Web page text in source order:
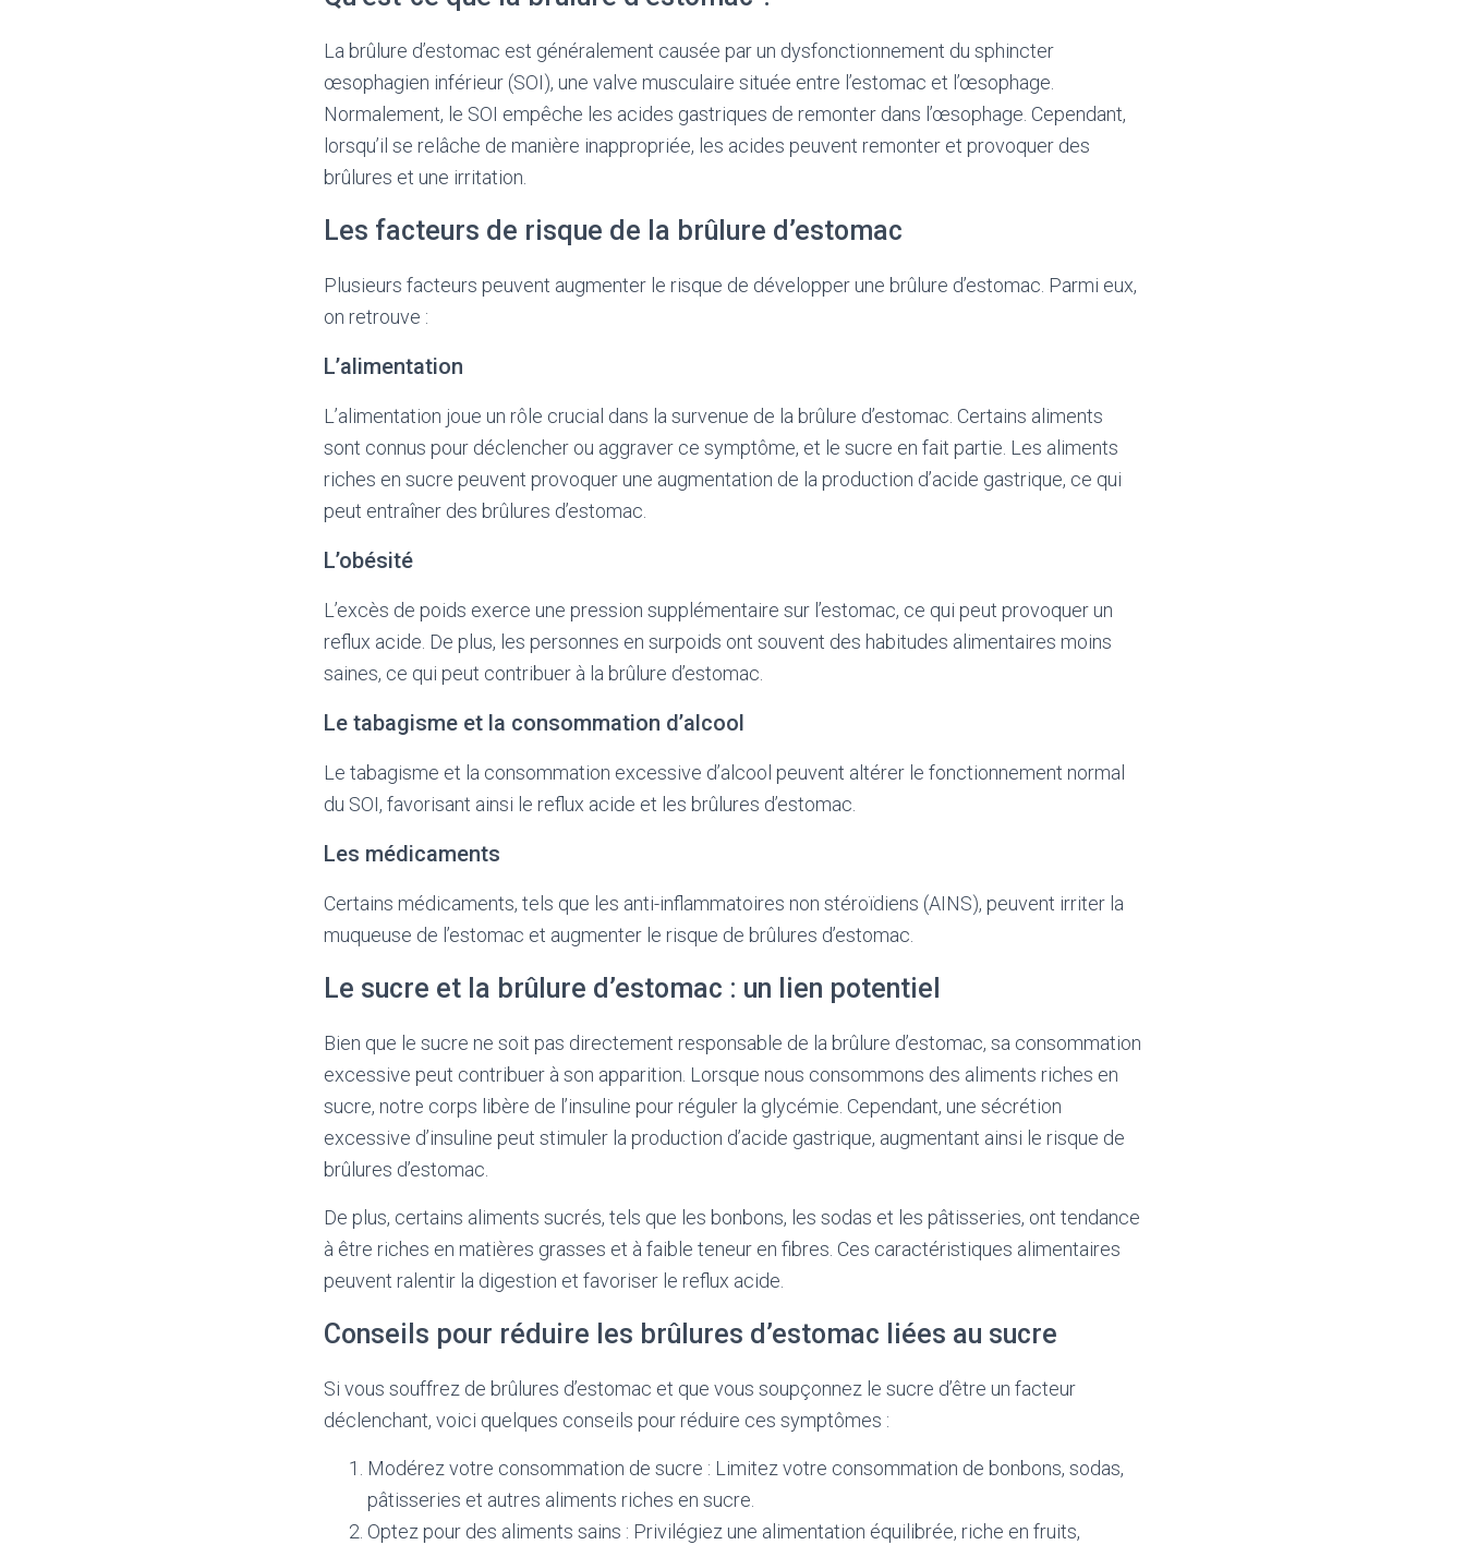
La brûlure d’estomac est généralement causée par un dysfonctionnement du sphincter
œsophagien inférieur (SOI), une valve musculaire située entre l’estomac et l’œsophage.
Normalement, le SOI empêche les acides gastriques de remonter dans l’œsophage. Cependant,
lorsqu’il se relâche de manière inappropriée, les acides peuvent remonter et provoquer des
brûlures et une irritation.
Les facteurs de risque de la brûlure d’estomac
Plusieurs facteurs peuvent augmenter le risque de développer une brûlure d’estomac. Parmi eux,
on retrouve :
L’alimentation
L’alimentation joue un rôle crucial dans la survenue de la brûlure d’estomac. Certains aliments
sont connus pour déclencher ou aggraver ce symptôme, et le sucre en fait partie. Les aliments
riches en sucre peuvent provoquer une augmentation de la production d’acide gastrique, ce qui
peut entraîner des brûlures d’estomac.
L’obésité
L’excès de poids exerce une pression supplémentaire sur l’estomac, ce qui peut provoquer un
reflux acide. De plus, les personnes en surpoids ont souvent des habitudes alimentaires moins
saines, ce qui peut contribuer à la brûlure d’estomac.
Le tabagisme et la consommation d’alcool
Le tabagisme et la consommation excessive d’alcool peuvent altérer le fonctionnement normal
du SOI, favorisant ainsi le reflux acide et les brûlures d’estomac.
Les médicaments
Certains médicaments, tels que les anti-inflammatoires non stéroïdiens (AINS), peuvent irriter la
muqueuse de l’estomac et augmenter le risque de brûlures d’estomac.
Le sucre et la brûlure d’estomac : un lien potentiel
Bien que le sucre ne soit pas directement responsable de la brûlure d’estomac, sa consommation
excessive peut contribuer à son apparition. Lorsque nous consommons des aliments riches en
sucre, notre corps libère de l’insuline pour réguler la glycémie. Cependant, une sécrétion
excessive d’insuline peut stimuler la production d’acide gastrique, augmentant ainsi le risque de
brûlures d’estomac.
De plus, certains aliments sucrés, tels que les bonbons, les sodas et les pâtisseries, ont tendance
à être riches en matières grasses et à faible teneur en fibres. Ces caractéristiques alimentaires
peuvent ralentir la digestion et favoriser le reflux acide.
Conseils pour réduire les brûlures d’estomac liées au sucre
Si vous souffrez de brûlures d’estomac et que vous soupçonnez le sucre d’être un facteur
déclenchant, voici quelques conseils pour réduire ces symptômes :
Modérez votre consommation de sucre : Limitez votre consommation de bonbons, sodas,
pâtisseries et autres aliments riches en sucre.
Optez pour des aliments sains : Privilégiez une alimentation équilibrée, riche en fruits,